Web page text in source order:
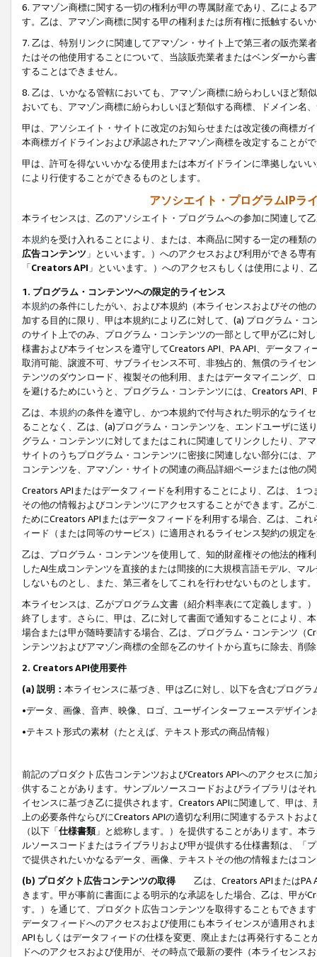
6. アマゾン商標に関する一切の権利が甲の専属財産であり、乙による
す。乙は、アマゾン商標に関する甲の権利または所有権に抵触するい
7. 乙は、特別リンクに関連してアマゾン・サイト上で第三者の販売
たはその他使用することについて、当該販売業者またはベンダーから
することはできません。
8. 乙は、いかなる管轄においても、アマゾン商標に紛らわしいほど類
おいても、アマゾン商標に紛らわしいほど類似する商標、ドメイン名
甲は、アソシエイト・サイトに改定のお知らせまたは改定後の商標ガ
本商標ガイドラインおよび承認されたアマゾン商標を改定することが
甲は、許可を得ないいかなる使用または本ガイドラインに準拠しない
により行使することができるものとします。
アソシエイト・プログラムIPラ
本ライセンスは、乙のアソシエイト・プログラムへの参加に関連して
本規約を受け入れることにより、または、本商品に関する一定の種類
広告コンテンツ 」といいます。）へのアクセスおよび利用ができる専
「Creators API 」といいます。）へのアクセスもしくは使用により
1. プログラム・コンテンツへの限定的ライセンス
本規約の条件にしたがい、および本規約（本ライセンスおよびその他
加する目的に限り、甲は本規約により乙に対して、(a) プログラム・
のサイト上でのみ、プログラム・コンテンツの一部として甲が乙に対
様書および本ライセンスを遵守してCreators API、PA API、データフ
取消可能、譲渡不可、サブライセンス不可、非独占的、無償のライセ
テンツのダウンロード、複製その他利用、またはデータマイニング、
を避けるためにいうと、プログラム・コンテンツには、Creators API
乙は、 本規約の条件を遵守し、かつ本規約で付与された明示的なライ
ることなく、乙は、(a)プログラム・コンテンツを、エンドユーザに
グラム・コンテンツに対してまたはこれに関連してリンクしたり、ア
サイトのうちプログラム・コンテンツに密接に関連しない部分には、
コンテンツを、アマゾン・サイトの関連の商品詳細ページまたは他の
Creators APIまたはデータフィードを利用することにより、乙は、１
その他の情報およびコンテンツにアクセスすることができます。乙が
ためにCreators APIまたはデータフィードを利用する場合、乙は、こ
ィード（または同等のサービス）に適用されるライセンス契約の規定
乙は、プログラム・コンテンツを使用して、知的財産権その他法的権
したAI生成コンテンツを直接的または間接的に大規模言語モデル、マ
しないものとし、また、第三者をしてこれを行わせないものとします。
本ライセンスは、乙がプログラム文書（紹介料率表にて定義します。
終了します。さらに、甲は、乙に対して書面で通知することにより、
場合または甲が随時要請する場合、乙は、プログラム・コンテンツ（
ンテンツおよびアマゾン商標の全部を乙のサイトから直ちに除去、削
2. Creators API使用要件
(a) 説明： 本ライセンスに基づき、甲は乙に対し、以下を含むプログ
•データ、画像、音声、映像、ロゴ、ユーザインターフェースデザイ
•テキスト形式の素材（たとえば、テキスト形式の商品情報）
前記のプロダクト広告コンテンツおよびCreators APIへのアクセスに
供することがあります。サンプルソースコードおよびライブラリはそ
イセンスに基づき乙に提供されます。Creators APIに関連して、甲は
上の必要条件ならびにCreators APIの適切な利用に関連するテストお
（以下「仕様書類」と総称します。）を提供することがあります。本
ルソースコードまたはライブラリおよび甲が提供する仕様書類は、「
で提供されたいかなるデータ、画像、テキストその他の情報またはコ
(b) プロダクト広告コンテンツの取得
乙は、Creators APIまたはPA
きます。甲が事前に書面による明示的な承認をした場合、乙は、甲が
す。）を通じて、プロダクト広告コンテンツを取得することもできま
データフィードへのアクセスおよび使用にも本ライセンスが適用され
APIもしくはデータフィードの仕様を変更、廃止または再発行するこ
ドへのアクセスおよび使用が、その時点で最新の要件（本ライセン